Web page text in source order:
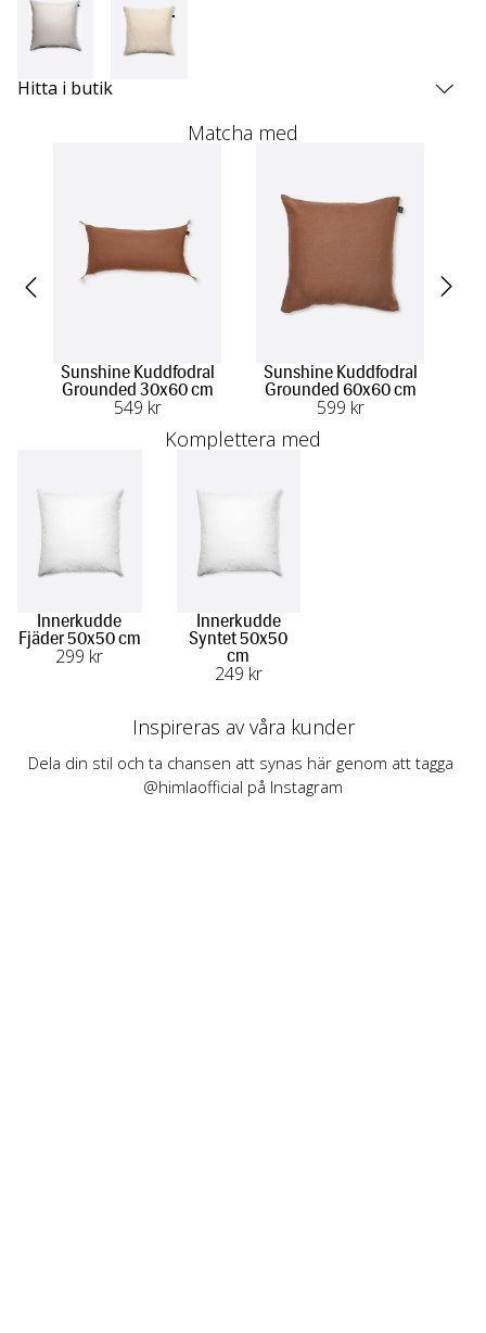
Hitta i butik
Matcha med
Sunshine Kuddfodral
Grounded 30x60 cm
549 kr
Sunshine Kuddfodral
Grounded 60x60 cm
599 kr
Komplettera med
Innerkudde
Fjäder 50x50 cm
299 kr
Innerkudde
Syntet 50x50
cm
249 kr
Inspireras av våra kunder
Dela din stil och ta chansen att synas här genom att tagga
@himlaofficial på Instagram